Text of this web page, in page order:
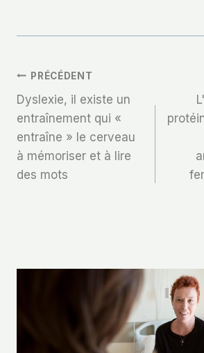
Navigation
De
L’article
PRÉCÉDENT
Dyslexie, il existe un
entraînement qui «
entraîne » le cerveau
à mémoriser et à lire
des mots